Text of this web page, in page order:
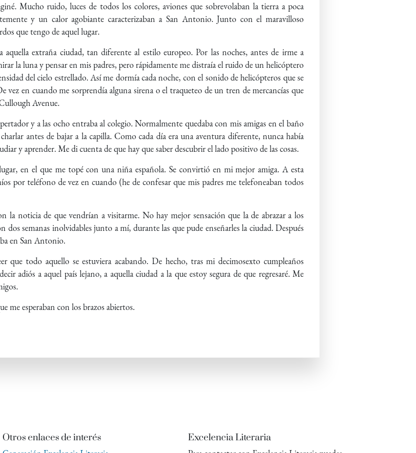
Mucho ruido, luces de todos los colores, aviones que sobrevolaban la tierra a poca
y un calor agobiante caracterizaban a San Antonio. Junto con el maravilloso
que tengo de aquel lugar.
extraña ciudad, tan diferente al estilo europeo. Por las noches, antes de irme a
la luna y pensar en mis padres, pero rápidamente me distraía el ruido de un helicóptero
del cielo estrellado. Así me dormía cada noche, con el sonido de helicópteros que se
vez en cuando me sorprendía alguna sirena o el traqueteo de un tren de mercancías que
Avenue.
y a las ocho entraba al colegio. Normalmente quedaba con mis amigas en el baño
antes de bajar a la capilla. Como cada día era una aventura diferente, nunca había
y aprender. Me di cuenta de que hay que saber descubrir el lado positivo de las cosas.
en el que me topé con una niña española. Se convirtió en mi mejor amiga. A esta
por teléfono de vez en cuando (he de confesar que mis padres me telefoneaban todos
la noticia de que vendrían a visitarme. No hay mejor sensación que la de abrazar a los
dos semanas inolvidables junto a mí, durante las que pude enseñarles la ciudad. Después
en San Antonio.
que todo aquello se estuviera acabando. De hecho, tras mi decimosexto cumpleaños
adiós a aquel país lejano, a aquella ciudad a la que estoy segura de que regresaré. Me
me esperaban con los brazos abiertos.
Otros enlaces de interés
Excelencia Literaria